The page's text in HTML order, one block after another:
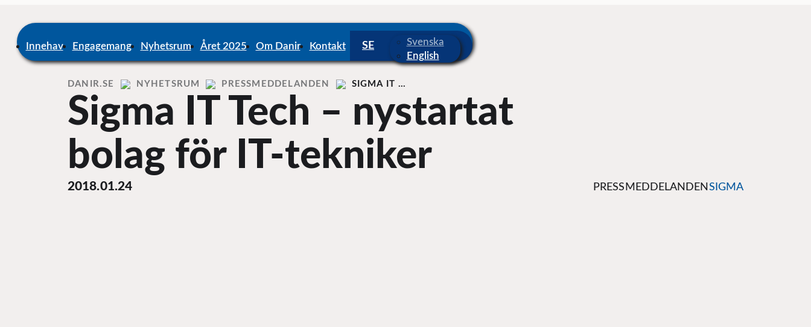
Home
Innehav Engagemang Nyhetsrum Året 2025 Om Danir Kontakt
Svenska
English
DANIR NYHETSRUM PRESSMEDDELANDEN SIGMA IT …
Sigma IT Tech – nystartat
bolag för IT-tekniker
2018.01.24 PRESSMEDDELANDEN SIGMA